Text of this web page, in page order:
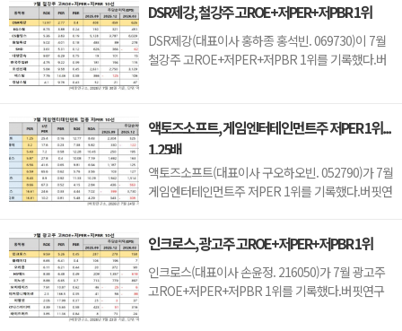
를 이었다.삼보판지는 1분기 매출액 1311억원, 영업
이익 53억원으로 전년동기대비 매출액은 2.6% 증
가, 영업이...
DSR제강, 철강주 고ROE+저PER+저PBR 1위
DSR제강(대표이사 홍하종 홍석빈. 069730)이 7월
철강주 고ROE+저PER+저PBR 1위를 기록했다.버
뒤를 이었다.DSR제강은 지난 1분기 매출액 567억
원, 영업이익 66억원으로 전년동기대비 각각 8.2%,
10% 증가했다(K-IFRS 연결).구글이 2...
액토즈소프트, 게임엔터테인먼트주 저PER 1위...
1.25배
액토즈소프트(대표이사 구오하오빈. 052790)가 7월
게임엔터테인먼트주 저PER 1위를 기록했다.버핏연
위메이드플레이(123420)(3.2), 엠게임(058630)
(5.43), 네오위즈홀딩스(042420)(5.87)가 뒤를 이었
다.액토즈소프트는 1분기 매출액 101억원, 영업이
인크로스, 광고주 고ROE+저PER+저PBR 1위
인크로스(대표이사 손윤정. 216050)가 7월 광고주
고ROE+저PER+저PBR 1위를 기록했다.버핏연구